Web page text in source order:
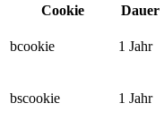
Cookie
Dauer
bcookie 1 Jahr
bscookie 1 Jahr